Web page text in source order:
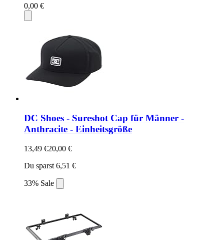
0,00 €
DC Shoes - Sureshot Cap für Männer -
Anthracite - Einheitsgröße
13,49 €20,00 €
Du sparst 6,51 €
33% Sale